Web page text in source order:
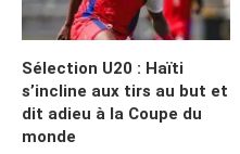
Sélection U20 : Haïti
s’incline aux tirs au but et
dit adieu à la Coupe du
monde